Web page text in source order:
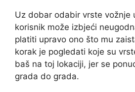
Uz dobar odabir vrste vožnje
korisnik može izbjeći
platiti upravo ono što mu
korak je pogledati koje su
baš na toj lokaciji, jer se
grada do grada.